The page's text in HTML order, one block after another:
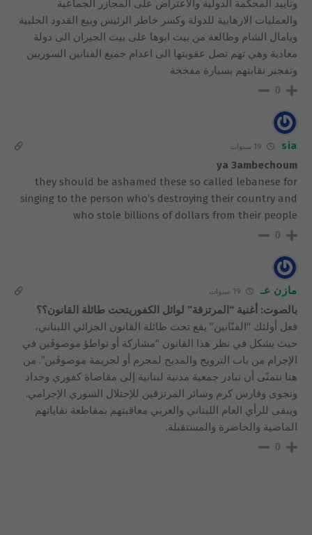
وتأييد المحكمة الدولية والاعتراض على المجازر الجماعية
والعمليات الارهابية للدولة وكسر خاطر الرئيس وبيع القدود الحلبية
ويامال الشام وطالعة من بيت ابوها على بيت الجيران الى دولة
معادية وهي تهم تصل عقوبتها الى اعدام جميع الفنانين السوريين
وتفجير نقابتهم بسيارة مفخخة
0
sia
ya 3ambechoum
they should be ashamed these so called lebanese for
singing to the person who’s destroying their country and
who stole billions of dollars from their people
0
مازن عـ
بالصوت: أغنية “المرتزقة” لوائل الكفوريتحت طائلة القانون؟؟
فعل أولئك “الفنّانين” يقع تحت طائلة القانون الجزائي اللبناني،
حيث يشكل في نظر هذا القانون “مشاركة أو تواطؤ موصوفَين في
الإجرام من باب الترويج والمديح لمجرم أو لجريمة موصوفَين”. من
هنا نتمنّى أن تبادر جمعية مدنية لبنانية إلى مقاضاة كفوري وحداد
ونجوى وفارس كرم وسائر المرتزقين للإحتلال السوري الإجرامي.
ويبقى للرأي العام اللبناني والعربي معاقبتهم بمقاطعة نفاياتهم
الماضية والحاضرة والمستقبلة.
0